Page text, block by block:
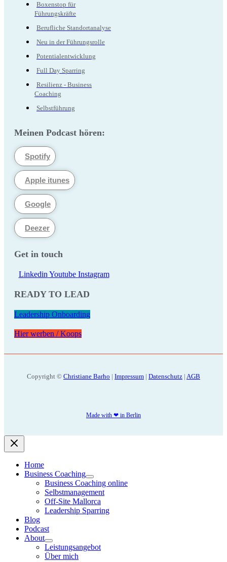
Boxenstop für
Führungskräfte
Berufliche Standortanalyse
Neu in der Führungsrolle
Potentialentwicklung
Full Day Sparring
Resilienz - Business
Coaching
Selbstführung
Meinen Podcast hören:
Spotify
Apple itunes
Google
Deezer
Get in touch
Linkedin Youtube Instagram
READY TO LEAD
Leadership Onboarding
Hier werben / Koops
Copyright © Christiane Barho | Impressum | Datenschutz | AGB
Made with ❤ in Berlin
Home
Business Coaching
Business Coaching online
Selbstmanagement
Off-Site Mallorca
Leadership Sparring
Blog
Podcast
About
Leistungsangebot
Über mich